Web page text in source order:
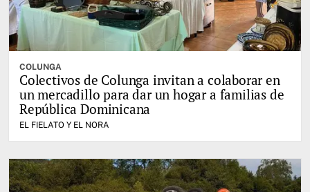
COLUNGA
Colectivos de Colunga invitan a colaborar en
un mercadillo para dar un hogar a familias de
República Dominicana
EL FIELATO Y EL NORA